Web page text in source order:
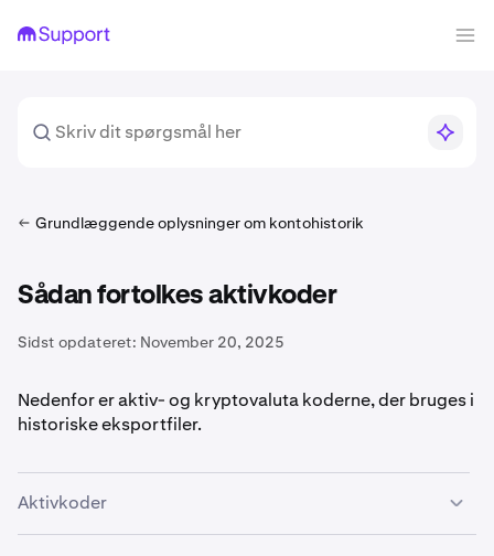
Grundlæggende oplysninger om kontohistorik
Sådan fortolkes aktivkoder
Sidst opdateret: November 20, 2025
Nedenfor er aktiv- og kryptovaluta koderne, der bruges i
historiske eksportfiler.
Aktivkoder